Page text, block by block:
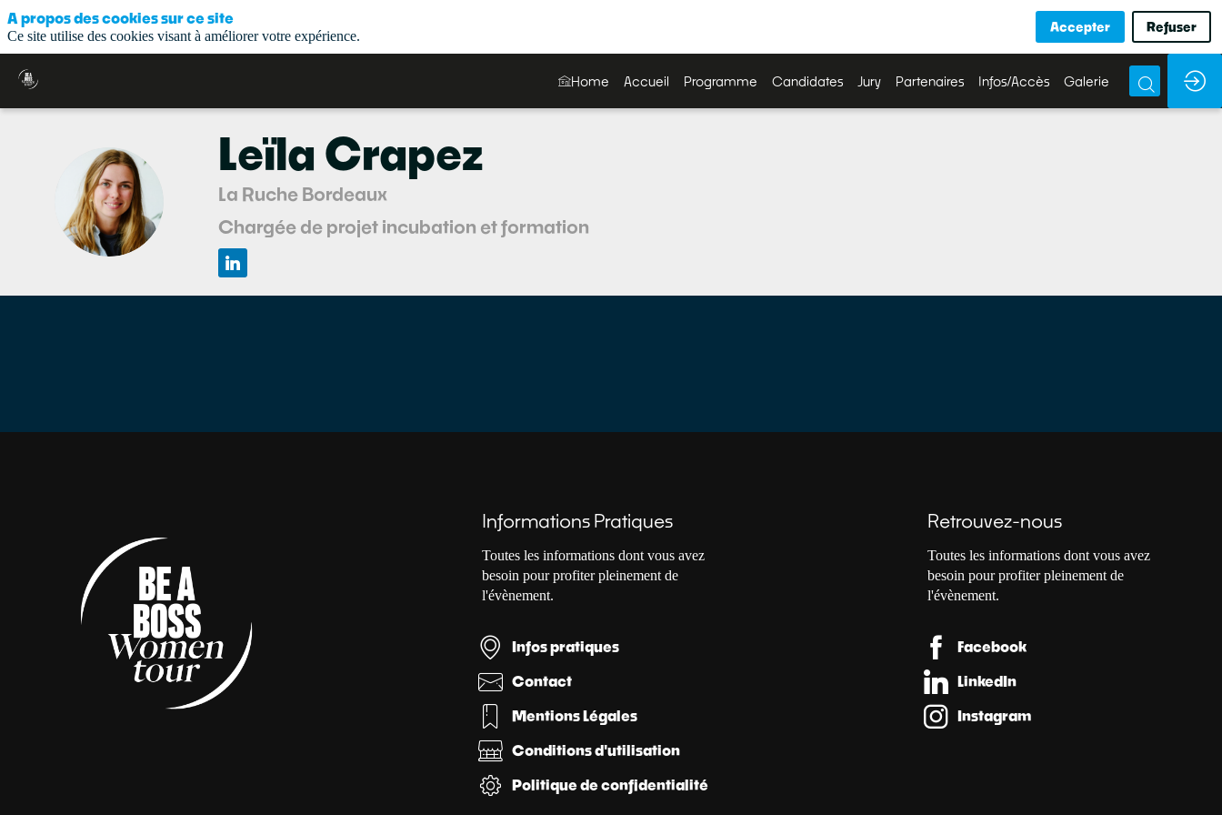
Home Accueil Programme Candidates Jury Partenaires Infos/Accès Galerie
LC
Leïla Crapez
La Ruche Bordeaux
Chargée de projet incubation et formation
Informations Pratiques
Toutes les informations dont vous avez
besoin pour profiter pleinement de
l'évènement.
Infos pratiques
Contact
Mentions Légales
Conditions d'utilisation
Politique de confidentialité
Retrouvez-nous
Toutes les informations dont vous avez
besoin pour profiter pleinement de
l'évènement.
Facebook
LinkedIn
Instagram
A propos des cookies sur ce site
Ce site utilise des cookies visant à améliorer votre expérience.
Accepter Refuser